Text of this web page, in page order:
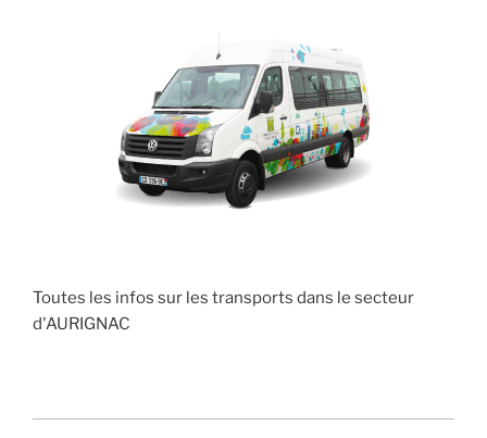
Toutes les infos sur les transports dans le secteur
d'AURIGNAC